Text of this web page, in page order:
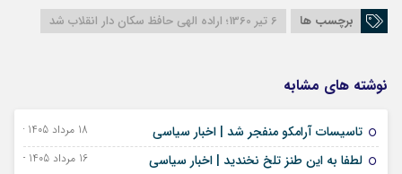
برچسب ها 6 تیر 1360؛ اراده الهی حافظ سکان دار انقلاب شد
نوشته های مشابه
تاسیسات آرامکو منفجر شد | اخبار سیاسی 18 مرداد 1405 - 09 اوت 2026
لطفا به این طنز تلخ نخندید | اخبار سیاسی 16 مرداد 1405 - 07 اوت 2026